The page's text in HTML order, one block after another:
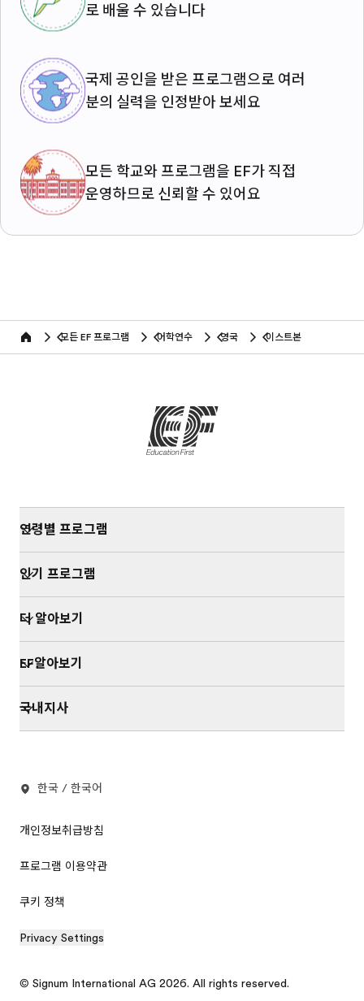
로 배울 수 있습니다
국제 공인을 받은 프로그램으로 여러
분의 실력을 인정받아 보세요
모든 학교와 프로그램을 EF가 직접
운영하므로 신뢰할 수 있어요
home 모든 EF 프로그램 어학연수 영국 이스트본
연령별 프로그램
인기 프로그램
더 알아보기
EF알아보기
국내지사
한국 / 한국어
개인정보취급방침
프로그램 이용약관
쿠키 정책
Privacy Settings
© Signum International AG 2026. All rights reserved.